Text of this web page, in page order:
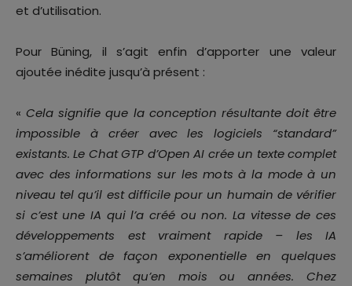
et d’utilisation.
Pour Büning, il s’agit enfin d’apporter une valeur
ajoutée inédite jusqu’à présent :
«Cela signifie que la conception résultante doit être
impossible à créer avec les logiciels “standard”
existants. Le Chat GTP d’Open AI crée un texte complet
avec des informations sur les mots à la mode à un
niveau tel qu’il est difficile pour un humain de vérifier
si c’est une IA qui l’a créé ou non. La vitesse de ces
développements est vraiment rapide – les IA
s’améliorent de façon exponentielle en quelques
semaines plutôt qu’en mois ou années. Chez